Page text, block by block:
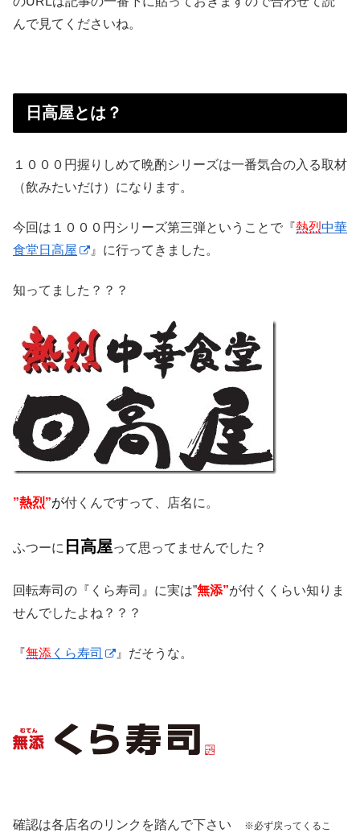
んで見てくださいね。
日高屋とは？
１０００円握りしめて晩酌シリーズは一番気合の入る取材
（飲みたいだけ）になります。
今回は１０００円シリーズ第三弾ということで『熱烈中華
食堂日高屋
』に行ってきました。
知ってました？？？
”熱烈”が付くんですって、店名に。
ふつーに 日高屋って思ってませんでした？
回転寿司の『くら寿司』に実は”無添”が付くくらい知りま
せんでしたよね？？？
『無添 くら寿司 』だそうな。
確認は各店名のリンクを踏んで下さい ※必ず戻ってくるこ